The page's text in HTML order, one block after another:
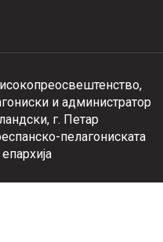
и администратор
г. Петар
пелагониската